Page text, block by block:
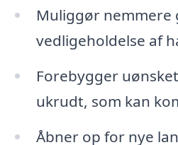
Muliggør
vedligeholdelse af
Forebygger
ukrudt, som kan
Åbner op for nye